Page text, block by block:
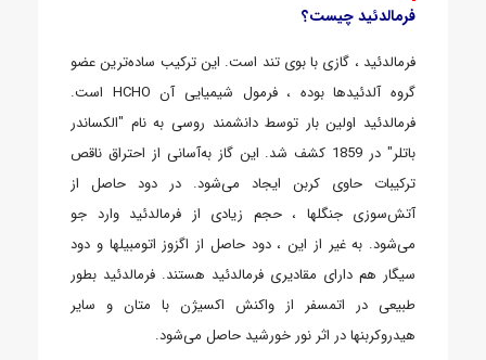
فرمالدئید چیست؟
فرمالدئید ، گازی با بوی تند است. این ترکیب ساده‌ترین عضو
گروه آلدئیدها بوده ، فرمول شیمیایی آن HCHO است.
فرمالدئید اولین بار توسط دانشمند روسی به نام "الکساندر
باتلر" در 1859 کشف شد. این گاز به‌آسانی از احتراق ناقص
ترکیبات حاوی کربن ایجاد می‌شود. در دود حاصل از
آتش‌سوزی جنگلها ، حجم زیادی از فرمالدئید وارد جو
می‌شود. به غیر از این ، دود حاصل از اگزوز اتومبیلها و دود
سیگار هم دارای مقادیری فرمالدئید هستند. فرمالدئید بطور
طبیعی در اتمسفر از واکنش اکسیژن با متان و سایر
هیدروکربنها در اثر نور خورشید حاصل می‌شود.